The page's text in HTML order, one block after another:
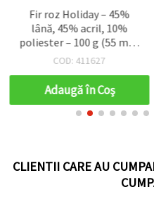
Fir roz Holiday – 45%
lână, 45% acril, 10%
poliester – 100 g (55 m) –
perfect pentru tricotat
proiecte creative DIY și
handmade
COD: 411627
Adaugă în Coş
CLIENTII CARE AU